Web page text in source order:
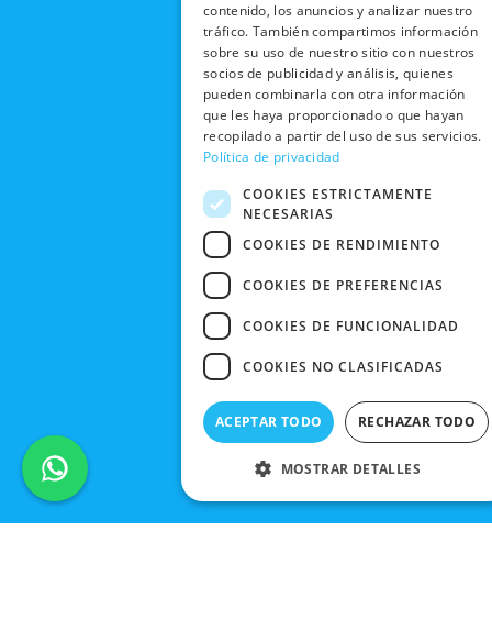
m
TRABAJA
CON
NOSOTROS
NUESTRAS
TIENDAS
BLACK
CONTACTO
RECOGIDA
EN TIENDA
DEVOLUCIONES
Y CAMBIOS
CANCELAR
PEDIDO
POLÍTICA DE
PRIVACIDAD
CONDICIONES
DE COMPRA
contenido, los anuncios y analizar nuestro
tráfico. También compartimos información
sobre su uso de nuestro sitio con nuestros
socios de publicidad y análisis, quienes
pueden combinarla con otra información
que les haya proporcionado o que hayan
recopilado a partir del uso de sus servicios.
Política de privacidad
COOKIES ESTRICTAMENTE
NECESARIAS
COOKIES DE RENDIMIENTO
COOKIES DE PREFERENCIAS
COOKIES DE FUNCIONALIDAD
COOKIES NO CLASIFICADAS
ACEPTAR TODO RECHAZAR TODO
MOSTRAR DETALLES